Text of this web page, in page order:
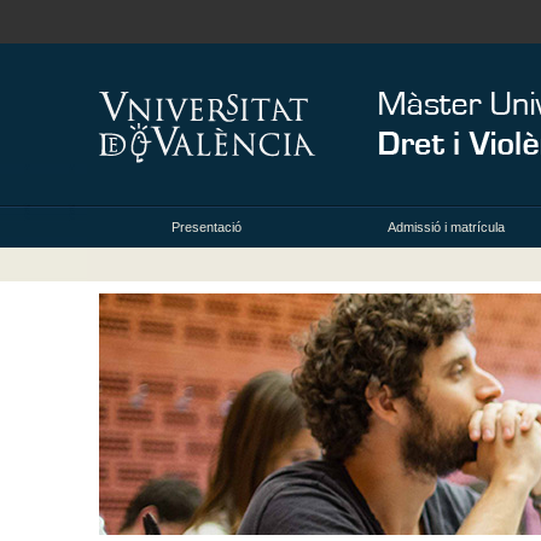
Presentació Admissió i matrícula